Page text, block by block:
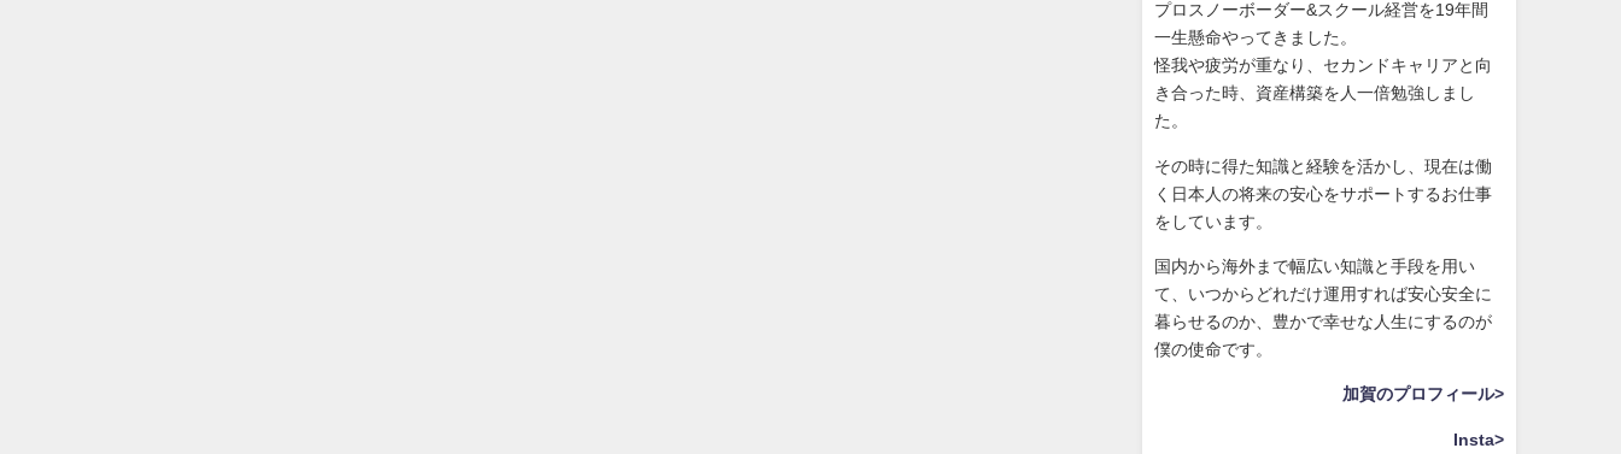
プロスノーボーダー&スクール経営を19年間
一生懸命やってきました。
怪我や疲労が重なり、セカンドキャリアと向
き合った時、資産構築を人一倍勉強しまし
た。
その時に得た知識と経験を活かし、現在は働
く日本人の将来の安心をサポートするお仕事
をしています。
国内から海外まで幅広い知識と手段を用い
て、いつからどれだけ運用すれば安心安全に
暮らせるのか、豊かで幸せな人生にするのが
僕の使命です。
加賀のプロフィール>
Insta>